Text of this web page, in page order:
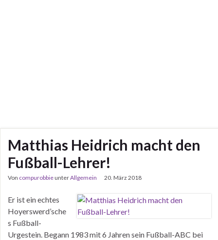
Matthias Heidrich macht den
Fußball-Lehrer!
Von compurobbieunterAllgemein 20. März 2018
Er ist ein echtes
Hoyerswerd’sche
s Fußball-
Urgestein. Begann 1983 mit 6 Jahren sein Fußball-ABC bei